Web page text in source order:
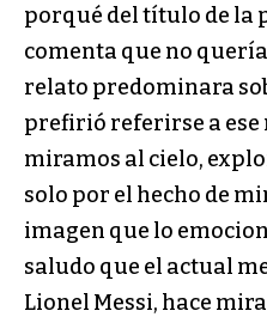
porqué del título de la
comenta que no
relato predominara
prefirió referirse a ese
miramos al cielo,
solo por el hecho de
imagen que lo
saludo que el actual
Lionel Messi, hace